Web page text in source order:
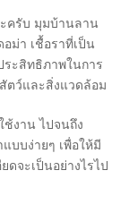
ครับ มุมบ้านลาน
ม่า เชื้อราที่เป็น
ะสิทธิภาพในการ
ตว์และสิ่งแวดล้อม
งาน ไปจนถึง
บบง่ายๆ เพื่อให้มี
จะเป็นอย่างไรไป